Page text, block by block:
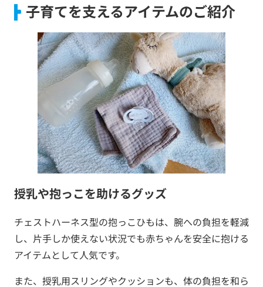
子育てを支えるアイテムのご紹介
授乳や抱っこを助けるグッズ
チェストハーネス型の抱っこひもは、腕への負担を軽減
し、片手しか使えない状況でも赤ちゃんを安全に抱ける
アイテムとして人気です。
また、授乳用スリングやクッションも、体の負担を和ら